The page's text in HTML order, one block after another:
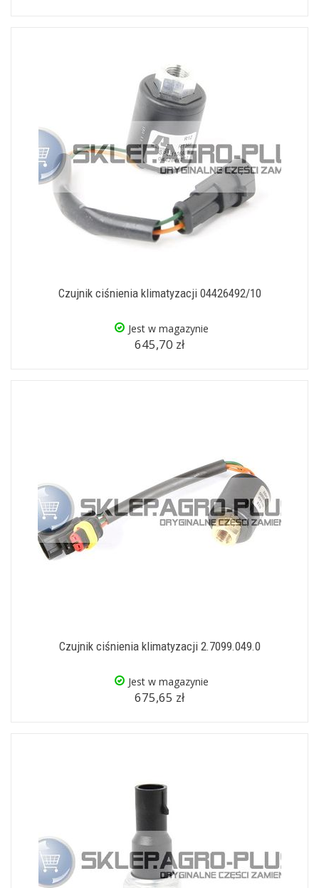
Czujnik ciśnienia klimatyzacji 04426492/10
Jest w magazynie
645,70 zł
Czujnik ciśnienia klimatyzacji 2.7099.049.0
Jest w magazynie
675,65 zł